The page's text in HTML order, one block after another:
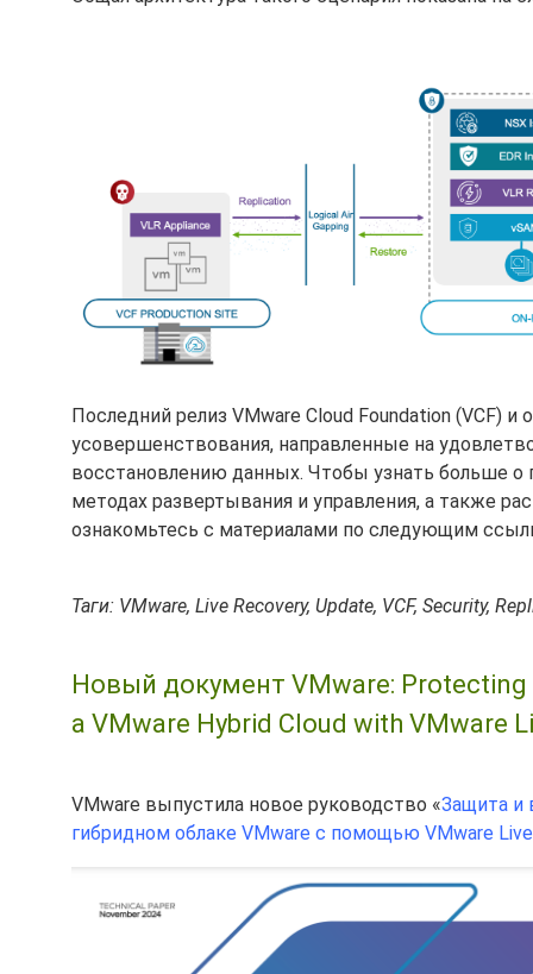
Последний релиз VMware Cloud Foundation (VCF)
усовершенствования, направленные на
восстановлению данных. Чтобы узнать больше о
методах развертывания и управления, а также
ознакомьтесь с материалами по следующим
Таги: VMware, Live Recovery, Update, VCF, Security,
Новый документ VMware:
a VMware Hybrid Cloud with VMware
VMware выпустила новое руководство «Защита и
гибридном облаке VMware с помощью VMware